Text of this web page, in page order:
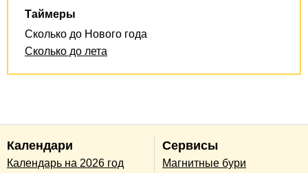
Таймеры
Сколько до Нового года
Сколько до лета
Календари
Календарь на 2026 год
Сервисы
Магнитные бури